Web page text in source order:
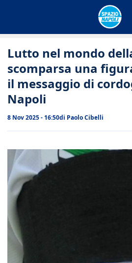
Lutto nel mondo
scomparsa una
il messaggio di
Napoli
8 Nov 2025 - 16:50di Paolo Cibelli